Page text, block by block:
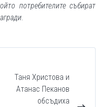
потребителите събират
Таня Христова и
Атанас Пеканов
обсъдиха